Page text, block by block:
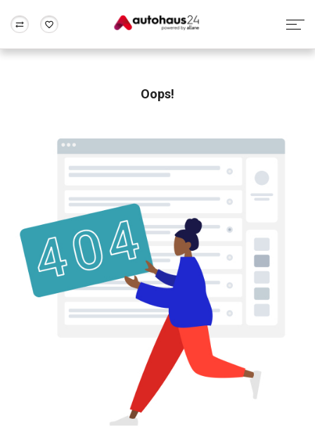
Rund um die Inzahlungnahme
Oops!